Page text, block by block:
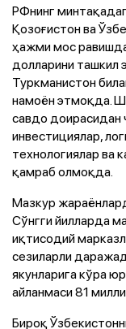
РФнинг
Қозоғистон ва
ҳажми мос
долларини ташкил
Туркманистон
намоён этмоқда.
савдо доирасидан
инвестициялар,
технологиялар ва
қамраб олмоқда.
Мазкур
Сўнгги йилларда
иқтисодий
сезиларли
якунларига кўра
айланмаси 81
Бироқ